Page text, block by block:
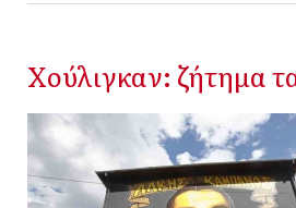
Χούλιγκαν: ζήτημα